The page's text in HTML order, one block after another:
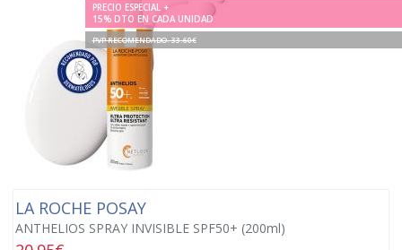
PRECIO ESPECIAL +
15% DTO EN CADA UNIDAD
PVP RECOMENDADO. 33.60€
LA ROCHE POSAY
ANTHELIOS SPRAY INVISIBLE SPF50+ (200ml)